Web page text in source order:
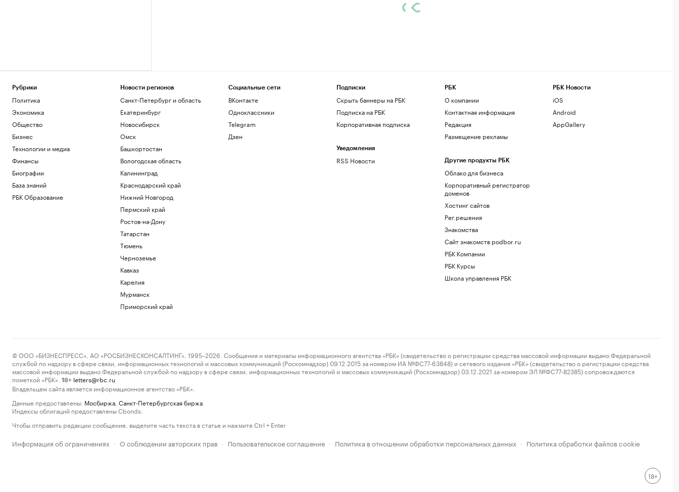
Рубрики
Политика
Экономика
Общество
Бизнес
Технологии и медиа
Финансы
Биографии
База знаний
РБК Образование
Новости регионов
Санкт-Петербург и область
Екатеринбург
Новосибирск
Омск
Башкортостан
Вологодская область
Калининград
Краснодарский край
Нижний Новгород
Пермский край
Ростов-на-Дону
Татарстан
Тюмень
Черноземье
Кавказ
Карелия
Мурманск
Приморский край
Социальные сети
ВКонтакте
Одноклассники
Telegram
Дзен
Подписки
Скрыть баннеры на РБК
Подписка на РБК
Корпоративная подписка
Уведомления
RSS Новости
РБК
О компании
Контактная информация
Редакция
Размещение рекламы
Другие продукты РБК
Облако для бизнеса
Корпоративный регистратор
доменов
Хостинг сайтов
Рег.решения
Знакомства
Сайт знакомств podbor.ru
РБК Компании
РБК Курсы
Школа управления РБК
РБК Новости
iOS
Android
AppGallery
© ООО «БИЗНЕСПРЕСС», АО «РОСБИЗНЕСКОНСАЛТИНГ», 1995–2026. Сообщения и материалы информационного агентства «РБК» (свидетельство о регистрации средства массовой информации выдано Федеральной
службой по надзору в сфере связи, информационных технологий и массовых коммуникаций (Роскомнадзор) 09.12.2015 за номером ИА №ФС77-63848) и сетевого издания «РБК» (свидетельство о регистрации средства
массовой информации выдано Федеральной службой по надзору в сфере связи, информационных технологий и массовых коммуникаций (Роскомнадзор) 03.12.2021 за номером ЭЛ №ФС77-82385) сопровождаются
пометкой «РБК».
18+ letters@rbc.ru
Владельцем сайта является информационное агентство «РБК».
Данные предоставлены: Мосбиржа Санкт-Петербургская биржа
Индексы облигаций предоставлены Cbonds.
Чтобы отправить редакции сообщение, выделите часть текста в статье и нажмите Ctrl + Enter
Информация об ограничениях · О соблюдении авторских прав · Пользовательское соглашение · Политика в отношении обработки персональных данных · Политика обработки файлов cookie
18+